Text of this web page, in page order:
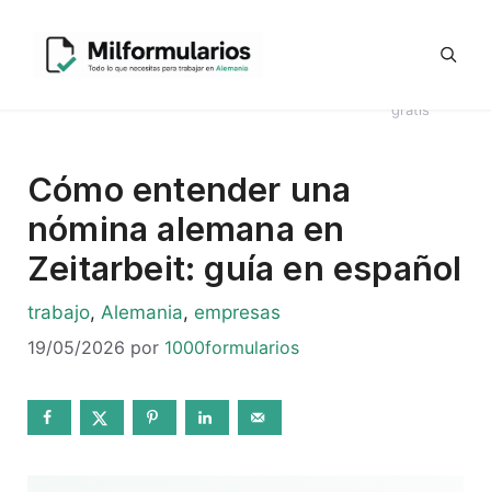
contenido Telegram
#8044
(sin
Revisión
CV en
Kündigung
gratis
Cómo entender una
nómina alemana en
Zeitarbeit: guía en español
Categorías
trabajo, Alemania, empresas
19/05/2026 por 1000formularios